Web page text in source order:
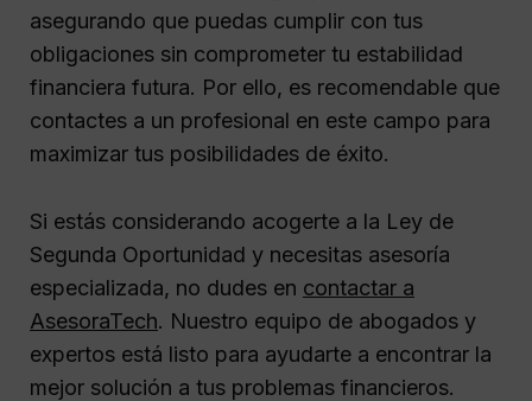
asegurando que puedas cumplir con tus
obligaciones sin comprometer tu estabilidad
financiera futura. Por ello, es recomendable que
contactes a un profesional en este campo para
maximizar tus posibilidades de éxito.
Si estás considerando acogerte a la Ley de
Segunda Oportunidad y necesitas asesoría
especializada, no dudes en contactar a
AsesoraTech. Nuestro equipo de abogados y
expertos está listo para ayudarte a encontrar la
mejor solución a tus problemas financieros.